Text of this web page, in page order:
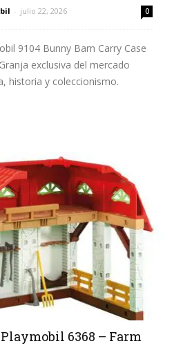
- julio 22, 2026 0
9104 Bunny Barn Carry Case
exclusiva del mercado
historia y coleccionismo.
6368 – Farm